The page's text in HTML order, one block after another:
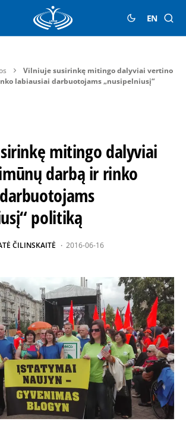
EN
Vilniuje susirinkę mitingo dalyviai vertino
labiausiai darbuotojams „nusipelniusį“
mitingo dalyviai
darbą ir rinko
politiką
ČILINSKAITĖ 2016-06-16